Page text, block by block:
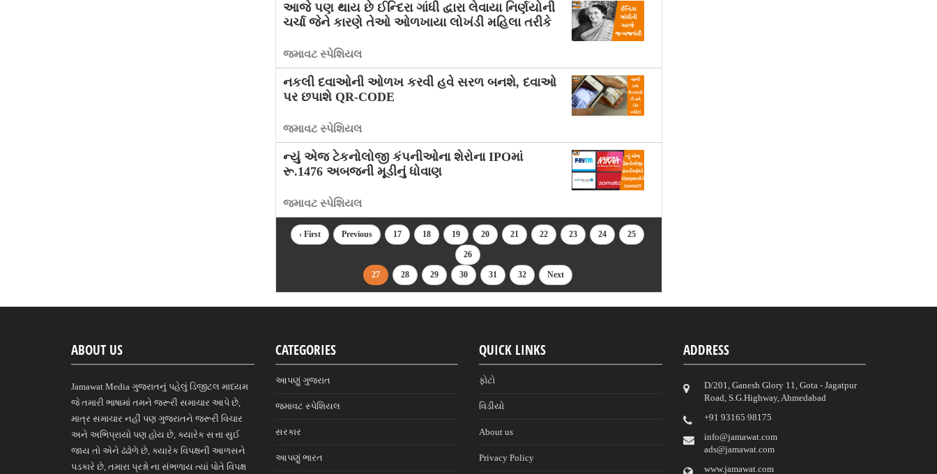
આજે પણ થાય છે ઈન્દિરા ગાંધી દ્વારા લેવાયા નિર્ણયોની
ચર્ચા જેને કારણે તેઓ ઓળખાયા લોખંડી મહિલા તરીકે
જમાવટ સ્પેશિયલ
નકલી દવાઓની ઓળખ કરવી હવે સરળ બનશે, દવાઓ
પર છપાશે QR-CODE
જમાવટ સ્પેશિયલ
ન્યું એજ ટેકનોલોજી કંપનીઓના શેરોના IPOમાં
રૂ.1476 અબજની મૂડીનું ધોવાણ
જમાવટ સ્પેશિયલ
‹ First Previous 17 18 19 20 21 22 23 24 25
26
27 28 29 30 31 32 Next
ABOUT US
Jamawat Media ગુજરાતનું પહેલું ડિજીટલ માધ્યમ
જે તમારી ભાષામાં તમને જરૂરી સમાચાર આપે છે,
માત્ર સમાચાર નહીં પણ ગુજરાતને જરૂરી વિચાર
અને અભિપ્રાયો પણ હોય છે, ક્યારેક સત્તા સુઈ
જાય તો એને ઢંઢોળે છે, ક્યારેક વિપક્ષની આળસને
પડકારે છે, તમારા પ્રશ્નો ના સંભળાય ત્યાં પોતે વિપક્ષ
CATEGORIES
આપણું ગુજરાત
જમાવટ સ્પેશિયલ
સરકાર
આપણું ભારત
QUICK LINKS
ફોટો
વિડીયો
About us
Privacy Policy
ADDRESS
D/201, Ganesh Glory 11, Gota - Jagatpur
Road, S.G.Highway, Ahmedabad
‎+91 93165 98175
info@jamawat.com
ads@jamawat.com
www.jamawat.com